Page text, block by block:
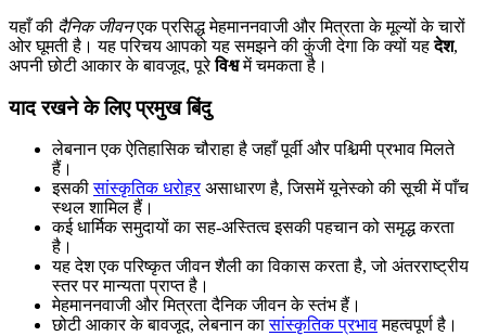
यहाँ की दैनिक जीवनएक प्रसिद्ध मेहमाननवाजी और मित्रता के मूल्यों के चारों
ओर घूमती है। यह परिचय आपको यह समझने की कुंजी देगा कि क्यों यहदेश,
अपनी छोटी आकार के बावजूद, पूरेविश्वमें चमकता है।
याद रखने के लिए प्रमुख बिंदु
लेबनान एक ऐतिहासिक चौराहा है जहाँ पूर्वी और पश्चिमी प्रभाव मिलते
हैं।
इसकीसांस्कृतिक धरोहरअसाधारण है, जिसमें यूनेस्को की सूची में पाँच
स्थल शामिल हैं।
कई धार्मिक समुदायों का सह-अस्तित्व इसकी पहचान को समृद्ध करता
है।
यह देश एक परिष्कृत जीवन शैली का विकास करता है, जो अंतरराष्ट्रीय
स्तर पर मान्यता प्राप्त है।
मेहमाननवाजी और मित्रता दैनिक जीवन के स्तंभ हैं।
छोटी आकार के बावजूद, लेबनान कासांस्कृतिक प्रभावमहत्वपूर्ण है।